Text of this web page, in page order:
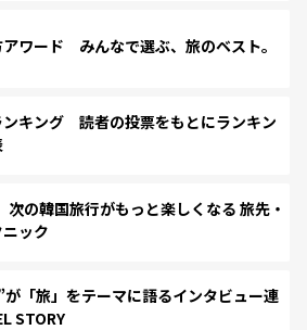
ワード みんなで選ぶ、旅のベスト。
ンキング 読者の投票をもとにランキン
の韓国旅行がもっと楽しくなる 旅先・
ック
「旅」をテーマに語るインタビュー連
STORY